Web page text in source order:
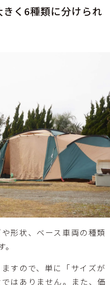
く6種類に分けられ
形状、ベース車両の種類
すので、単に「サイズが
はありません。また、価